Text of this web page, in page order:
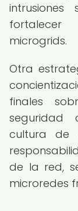
intrusiones
microgrids.
Otra
finales
seguridad
cultura de
de la red,
microredes